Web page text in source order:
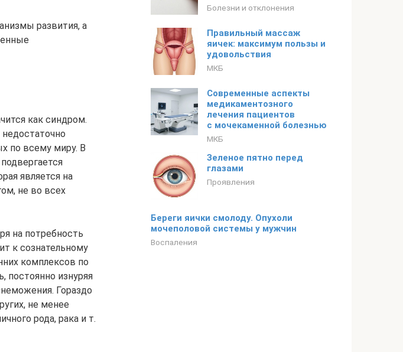
развития, а
как синдром.
по всему миру. В
является на
не во всех
на потребность
к сознательному
комплексов по
постоянно изнуряя
Гораздо
не менее
рода, рака и т.
Болезни и отклонения
Правильный массаж
яичек: максимум пользы и
удовольствия
МКБ
Современные аспекты
медикаментозного
лечения пациентов
с мочекаменной болезнью
МКБ
Зеленое пятно перед
глазами
Проявления
Береги яички смолоду. Опухоли
мочеполовой системы у мужчин
Воспаления